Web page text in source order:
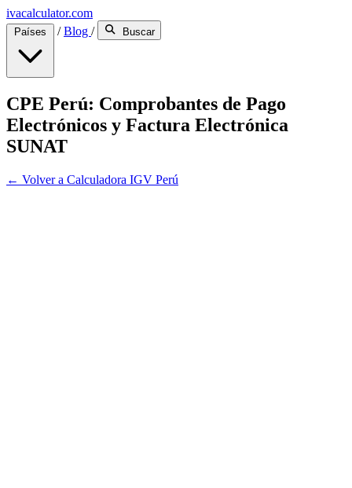
ivacalculator.com
/ Blog / Buscar
CPE Perú: Comprobantes de Pago
Electrónicos y Factura Electrónica
SUNAT
← Volver a Calculadora IGV Perú